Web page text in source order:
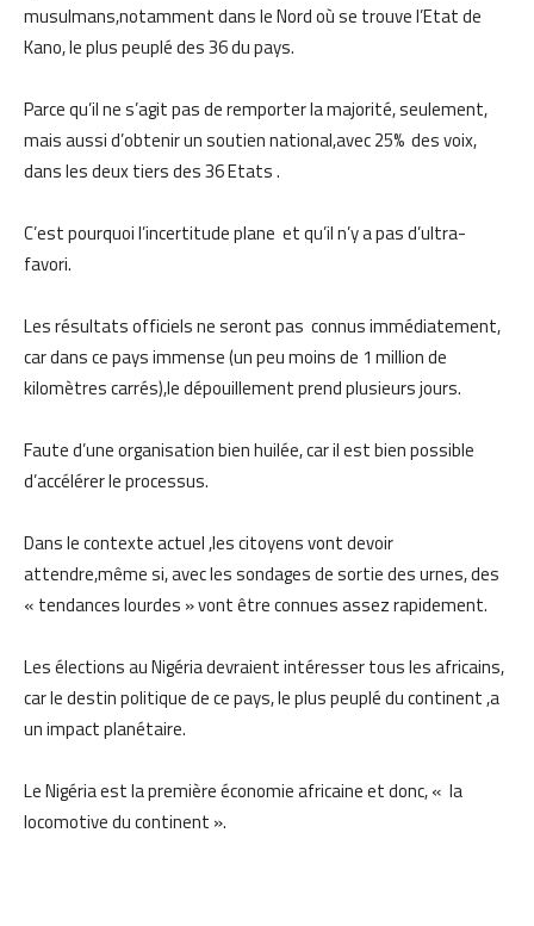
musulmans,notamment dans le Nord où se trouve l’Etat de
Kano, le plus peuplé des 36 du pays.
Parce qu’il ne s’agit pas de remporter la majorité, seulement,
mais aussi d’obtenir un soutien national,avec 25% des voix,
dans les deux tiers des 36 Etats .
C’est pourquoi l’incertitude plane et qu’il n’y a pas d’ultra-
favori.
Les résultats officiels ne seront pas connus immédiatement,
car dans ce pays immense (un peu moins de 1 million de
kilomètres carrés),le dépouillement prend plusieurs jours.
Faute d’une organisation bien huilée, car il est bien possible
d’accélérer le processus.
Dans le contexte actuel ,les citoyens vont devoir
attendre,même si, avec les sondages de sortie des urnes, des
« tendances lourdes » vont être connues assez rapidement.
Les élections au Nigéria devraient intéresser tous les africains,
car le destin politique de ce pays, le plus peuplé du continent ,a
un impact planétaire.
Le Nigéria est la première économie africaine et donc, « la
locomotive du continent ».